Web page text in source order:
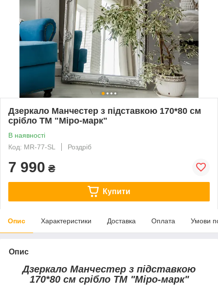
Дзеркало Манчестер з підставкою 170*80 см
срібло ТМ "Міро-марк"
В наявності
Код: MR-77-SL
Роздріб
7 990 ₴
Купити
Опис Характеристики Доставка Оплата Умови
Опис
Дзеркало Манчестер з підставкою
170*80 см срібло ТМ "Міро-марк"